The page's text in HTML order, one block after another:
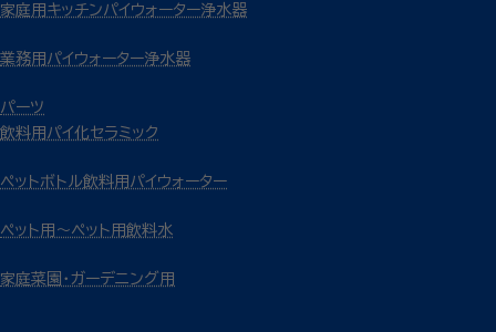
家庭用キッチンパイウォーター浄水器
業務用パイウォーター浄水器
パーツ
飲料用パイ化セラミック
ペットボトル飲料用パイウォーター
ペット用～ペット用飲料水
家庭菜園・ガーデニング用